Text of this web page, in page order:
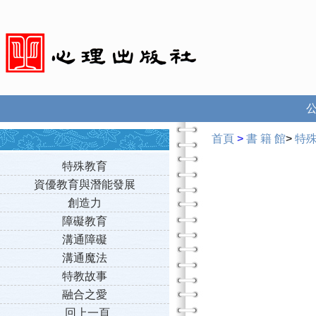
特殊教育
資優教育與潛能發展
創造力
障礙教育
溝通障礙
溝通魔法
特教故事
融合之愛
回上一頁
首頁 > 書 籍 館> 特